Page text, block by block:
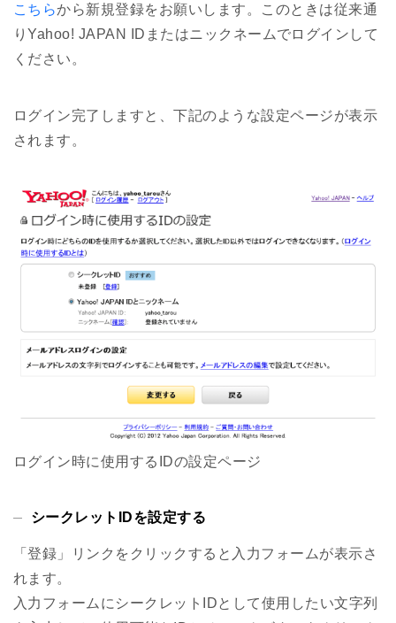
こちらから新規登録をお願いします。このときは従来通
りYahoo! JAPAN IDまたはニックネームでログインして
ください。
ログイン完了しますと、下記のような設定ページが表示
されます。
ログイン時に使用するIDの設定ページ
シークレットIDを設定する
「登録」リンクをクリックすると入力フォームが表示さ
れます。
入力フォームにシークレットIDとして使用したい文字列